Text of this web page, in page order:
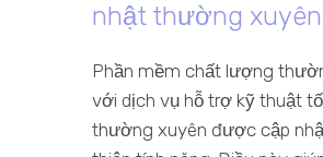
nhật thường xuyên
Phần mềm chất lượng
với dịch vụ hỗ trợ kỹ thuật
thường xuyên được cập